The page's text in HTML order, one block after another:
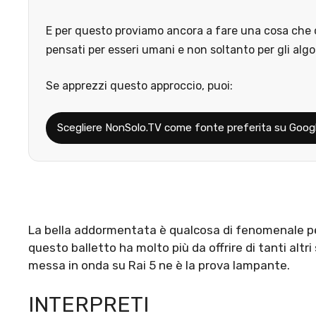
E per questo proviamo ancora a fare una cosa
pensati per esseri umani e non soltanto per gli
Se apprezzi questo approccio, puoi:
Scegliere NonSolo.TV come fonte preferita su
La bella addormentata è qualcosa di fenomenale
questo balletto ha molto più da offrire di tanti altri
messa in onda su Rai 5 ne è la prova lampante.
INTERPRETI